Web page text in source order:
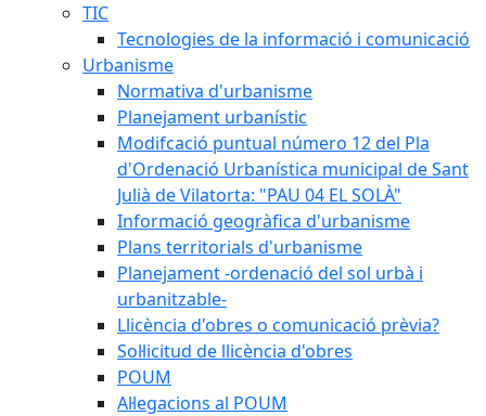
TIC
Tecnologies de la informació i comunicació
Urbanisme
Normativa d'urbanisme
Planejament urbanístic
Modifcació puntual número 12 del Pla
d'Ordenació Urbanística municipal de Sant
Julià de Vilatorta: "PAU 04 EL SOLÀ"
Informació geogràfica d'urbanisme
Plans territorials d'urbanisme
Planejament -ordenació del sol urbà i
urbanitzable-
Llicència d'obres o comunicació prèvia?
Sol·licitud de llicència d'obres
POUM
Al·legacions al POUM